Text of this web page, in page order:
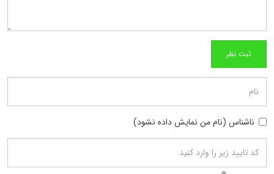
ناشناس (نام من نمایش داده نشود)